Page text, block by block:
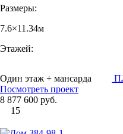
Размеры:
7.6×11.34м
Этажей:
Один этаж + мансарда
Посмотреть проект
8 877 600 руб.
15